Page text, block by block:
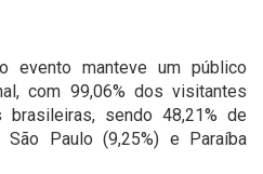
evento manteve um público
com 99,06% dos visitantes
sendo 48,21% de
São Paulo (9,25%) e Paraíba